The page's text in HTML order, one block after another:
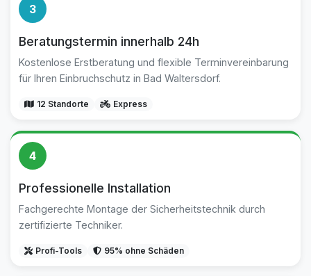
3
Beratungstermin innerhalb 24h
Kostenlose Erstberatung und flexible Terminvereinbarung
für Ihren Einbruchschutz in Bad Waltersdorf.
12 Standorte Express
4
Professionelle Installation
Fachgerechte Montage der Sicherheitstechnik durch
zertifizierte Techniker.
Profi-Tools 95% ohne Schäden